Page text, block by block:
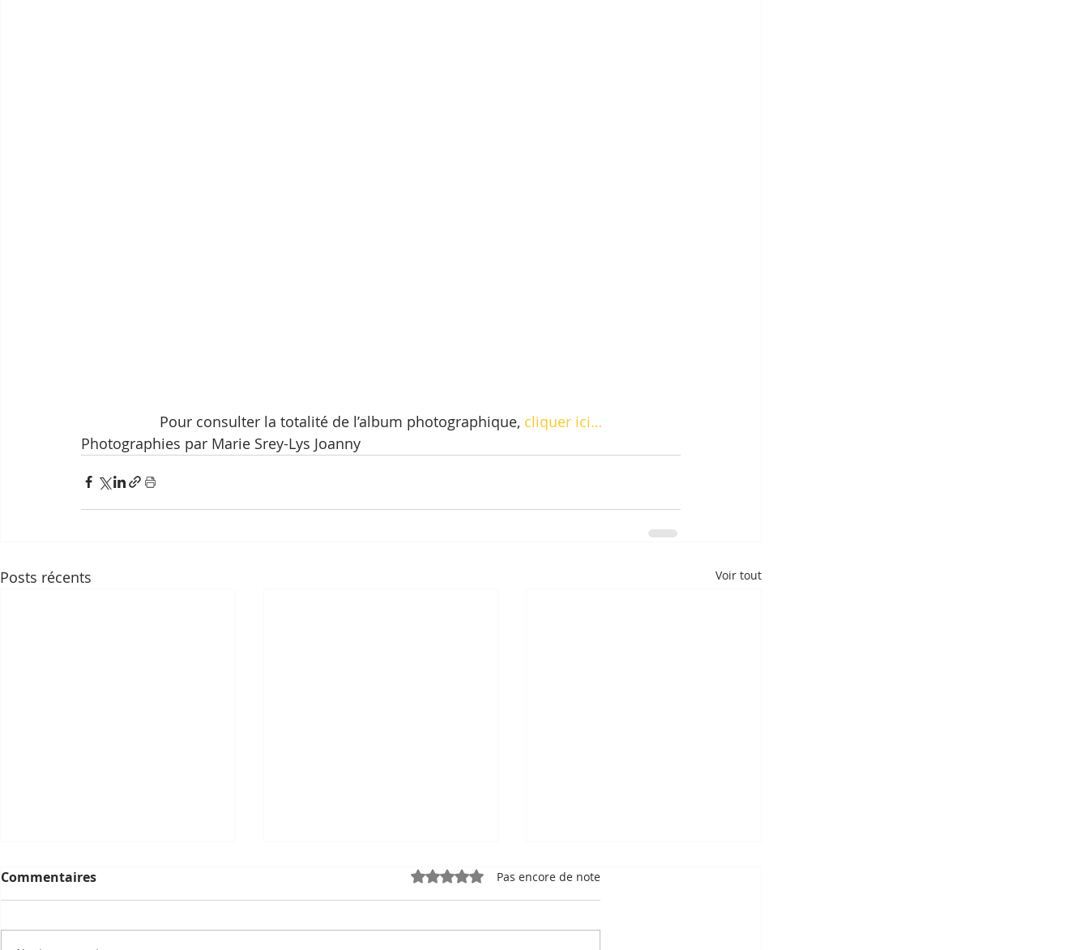
Pour consulter la totalité de l’album photographique, cliquer ici…
Photographies par Marie Srey-Lys Joanny
Posts récents Voir tout
Commentaires Noté 0 étoile sur 5.Pas encore de note